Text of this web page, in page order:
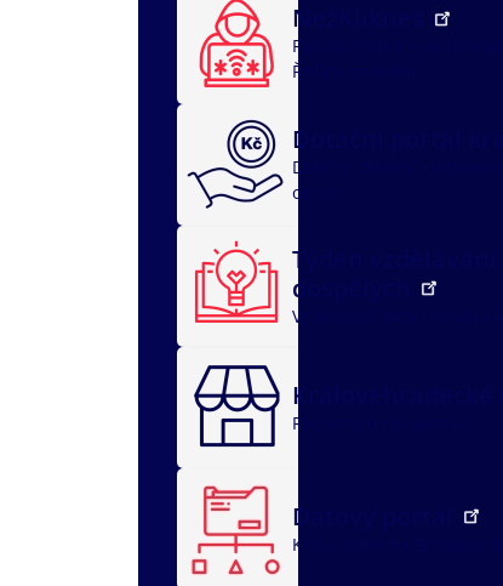
NežKlikneš
Rychlá pomoc
Řeším problém
Dotační portál
Dotační oblasti
oblasti
Týden vzdělávání
dospělých
Vzdělávací akce
Královéhradecké
Registrace
Datový portál
Kraj v datech